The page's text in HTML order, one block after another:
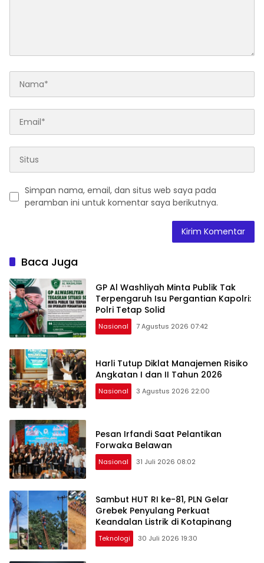
Simpan nama, email, dan situs web saya pada
peramban ini untuk komentar saya berikutnya.
Baca Juga
GP Al Washliyah Minta Publik Tak
Terpengaruh Isu Pergantian Kapolri:
Polri Tetap Solid
Nasional 7 Agustus 2026 07:42
Harli Tutup Diklat Manajemen Risiko
Angkatan I dan II Tahun 2026
Nasional 3 Agustus 2026 22:00
Pesan Irfandi Saat Pelantikan
Forwaka Belawan
Nasional 31 Juli 2026 08:02
Sambut HUT RI ke-81, PLN Gelar
Grebek Penyulang Perkuat
Keandalan Listrik di Kotapinang
Teknologi 30 Juli 2026 19:30